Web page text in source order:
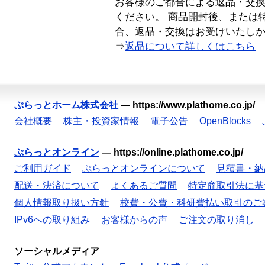
お客様のご都合による返品・交
ください。 商品開封後、または
合、返品・交換はお受けいたし
⇒返品について詳しくはこちら
ぷらっとホーム株式会社 — https://www.plathome.co.jp/
会社概要
株主・投資家情報 電子公告 OpenBlocks
ぷらっとオンライン — https://online.plathome.co.jp/
ご利用ガイド
ぷらっとオンラインについて
見積書・
配送・決済について
よくあるご質問
特定商取引法に
個人情報取り扱い方針
校費・公費・科研費払い取引のご
IPv6への取り組み
お客様からの声 ご注文の取り消し
ソーシャルメディア